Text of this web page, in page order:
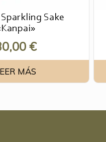
Sparkling Sake
€
MÁS